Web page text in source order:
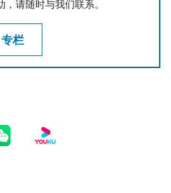
请随时与我们联系。
专栏